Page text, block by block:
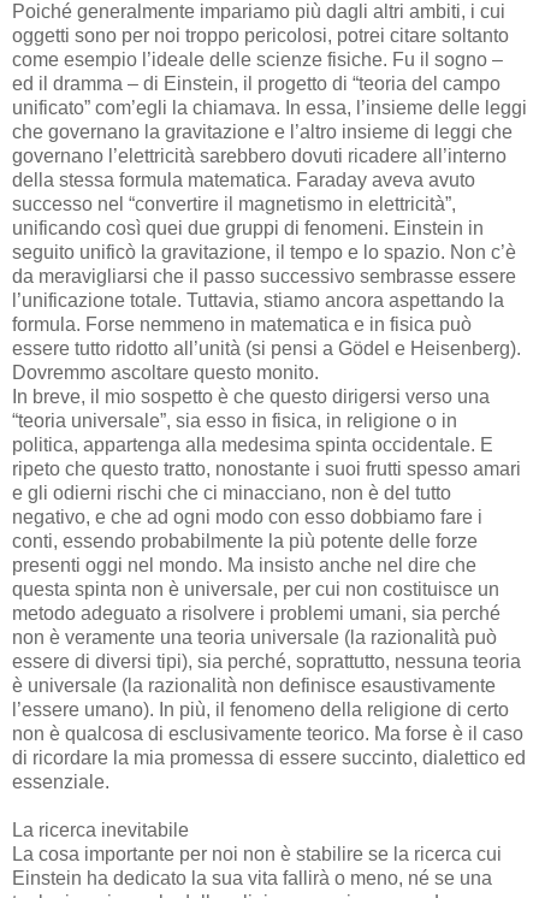
Poiché generalmente impariamo più dagli altri ambiti, i cui
oggetti sono per noi troppo pericolosi, potrei citare soltanto
come esempio l’ideale delle scienze fisiche. Fu il sogno –
ed il dramma – di Einstein, il progetto di “teoria del campo
unificato” com’egli la chiamava. In essa, l’insieme delle leggi
che governano la gravitazione e l’altro insieme di leggi che
governano l’elettricità sarebbero dovuti ricadere all’interno
della stessa formula matematica. Faraday aveva avuto
successo nel “convertire il magnetismo in elettricità”,
unificando così quei due gruppi di fenomeni. Einstein in
seguito unificò la gravitazione, il tempo e lo spazio. Non c’è
da meravigliarsi che il passo successivo sembrasse essere
l’unificazione totale. Tuttavia, stiamo ancora aspettando la
formula. Forse nemmeno in matematica e in fisica può
essere tutto ridotto all’unità (si pensi a Gödel e Heisenberg).
Dovremmo ascoltare questo monito.
In breve, il mio sospetto è che questo dirigersi verso una
“teoria universale”, sia esso in fisica, in religione o in
politica, appartenga alla medesima spinta occidentale. E
ripeto che questo tratto, nonostante i suoi frutti spesso amari
e gli odierni rischi che ci minacciano, non è del tutto
negativo, e che ad ogni modo con esso dobbiamo fare i
conti, essendo probabilmente la più potente delle forze
presenti oggi nel mondo. Ma insisto anche nel dire che
questa spinta non è universale, per cui non costituisce un
metodo adeguato a risolvere i problemi umani, sia perché
non è veramente una teoria universale (la razionalità può
essere di diversi tipi), sia perché, soprattutto, nessuna teoria
è universale (la razionalità non definisce esaustivamente
l’essere umano). In più, il fenomeno della religione di certo
non è qualcosa di esclusivamente teorico. Ma forse è il caso
di ricordare la mia promessa di essere succinto, dialettico ed
essenziale.
La ricerca inevitabile
La cosa importante per noi non è stabilire se la ricerca cui
Einstein ha dedicato la sua vita fallirà o meno, né se una